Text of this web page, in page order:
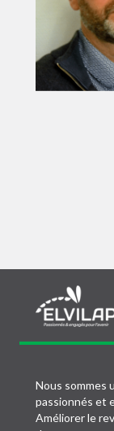
Nous sommes
passionnés et
Améliorer le